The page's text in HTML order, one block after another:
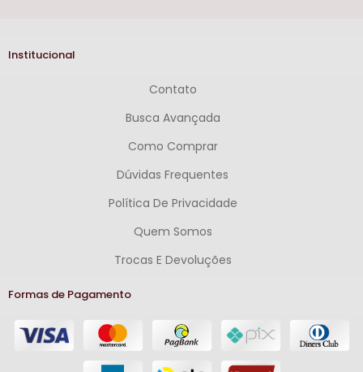
Institucional
Contato
Busca Avançada
Como Comprar
Dúvidas Frequentes
Política De Privacidade
Quem Somos
Trocas E Devoluções
Formas de Pagamento